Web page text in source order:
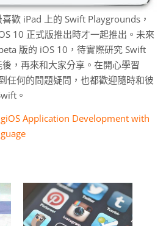
歡 iPad 上的 Swift Playgrounds，
10 正式版推出時才一起推出。未來
版的 iOS 10，待實際研究 Swift
，再來和大家分享。在開心學習
任何的問題疑問，也都歡迎隨時和彼
。
Application Development with